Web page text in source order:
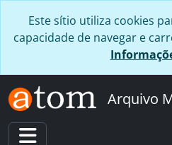
Este sítio utiliza cookies
capacidade de navegar e
Arquivo